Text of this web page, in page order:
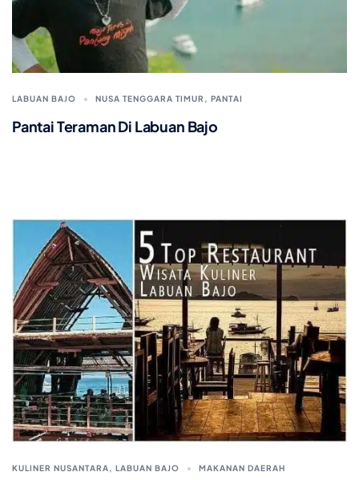
LABUAN BAJO NUSA TENGGARA TIMUR , PANTAI
Pantai Teraman Di Labuan Bajo
KULINER NUSANTARA, LABUAN BAJO MAKANAN DAERAH